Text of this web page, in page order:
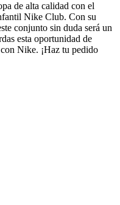
de alta calidad con el
Nike Club. Con su
conjunto sin duda será un
esta oportunidad de
Nike. ¡Haz tu pedido